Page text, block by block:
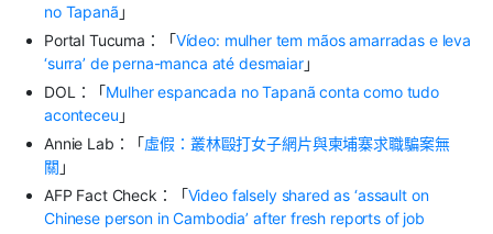
no Tapanã 」
Portal Tucuma：「Vídeo: mulher tem mãos amarradas e leva
‘surra’ de perna-manca até desmaiar」
DOL：「Mulher espancada no Tapanã conta como tudo
aconteceu 」
Annie Lab：「虛假：叢林毆打女子網片與柬埔寨求職騙案無
關 」
AFP Fact Check：「Video falsely shared as ‘assault on
Chinese person in Cambodia’ after fresh reports of job